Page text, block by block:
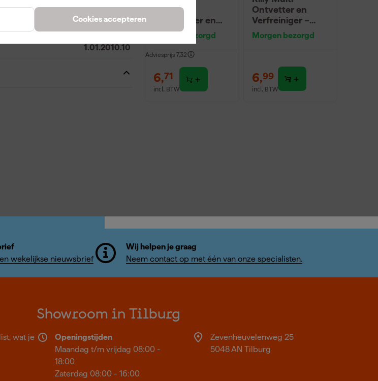
Cookies accepteren
8717056570457
1.01.2010.10
Vloeibare
verfreiniger en
ontvetter - 1L
Morgen bezorgd
Adviesprijs 7,32
6,71
incl. BTW
Ontvetter en
Verfreiniger –
0,5L
Morgen bezorgd
6,99
incl. BTW
wekelijkse nieuwsbrief
Wij helpen je graag
Neem contact op met één van onze specialisten.
wat je
Showroom in Tilburg
Openingstijden
Maandag t/m vrijdag 08:00 -
18:00
Zaterdag 08:00 - 16:00
Zevenheuvelenweg 25
5048 AN Tilburg